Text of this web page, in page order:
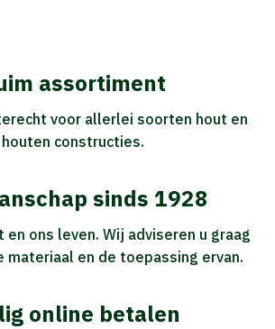
assortiment
voor allerlei soorten hout en
houten constructies.
sinds 1928
en ons leven. Wij adviseren u graag
materiaal en de toepassing ervan.
online betalen